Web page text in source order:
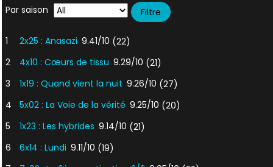
Par saison
1 2x25 : Anasazi 9.41/10 (22)
2
4x10 : Cœurs de tissu 9.29/10 (21)
3
1x19 : Quand vient la nuit 9.26/10 (27)
4
5x02 : La Voie de la vérité 9.25/10 (20)
5
1x23 : Les hybrides 9.14/10 (21)
6
6x14 : Lundi 9.11/10 (19)